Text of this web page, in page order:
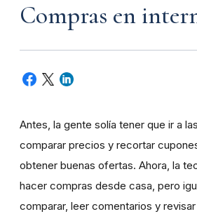
Compras en
Antes, la gente solía tener que ir a
comparar precios y recortar
obtener buenas ofertas. Ahora, la
hacer compras desde casa, pero
comparar, leer comentarios y